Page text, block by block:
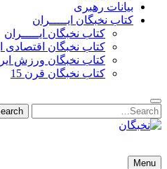
بیانات رهبری
کتاب نخبگان ایـــــران
کتاب نخبگان ایـــــران
کتاب نخبگان اقتصادی
کتاب نخبگان ورزش
کتاب نخبگان قرن 15
Search
for:
Search
نخبگان تایمز/ کتاب نخبگان +
Menu